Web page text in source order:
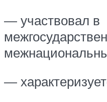
— участвовал в
—